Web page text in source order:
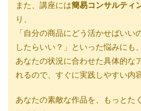
また、講座には簡易コンサルティ
り、
「自分の商品にどう活かせばいい
したらいい？」といった悩みにも、
あなたの状況に合わせた具体的な
れるので、すぐに実践しやすい内
あなたの素敵な作品を、もっとた